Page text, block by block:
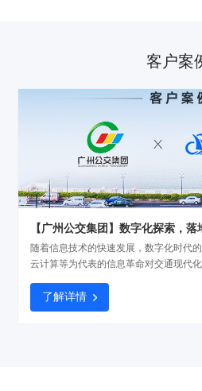
客户案
【广州公交集团】数字化探索，落
随着信息技术的快速发展，数字化时代
云计算等为代表的信息革命对交通现代
化转型战略，通过不断完善自身的运营
质量。
了解详情